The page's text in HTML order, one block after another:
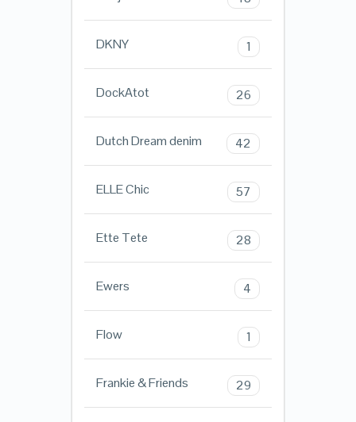
DKNY 1
DockAtot 26
Dutch Dream denim 42
ELLE Chic 57
Ette Tete 28
Ewers 4
Flow 1
Frankie & Friends 29